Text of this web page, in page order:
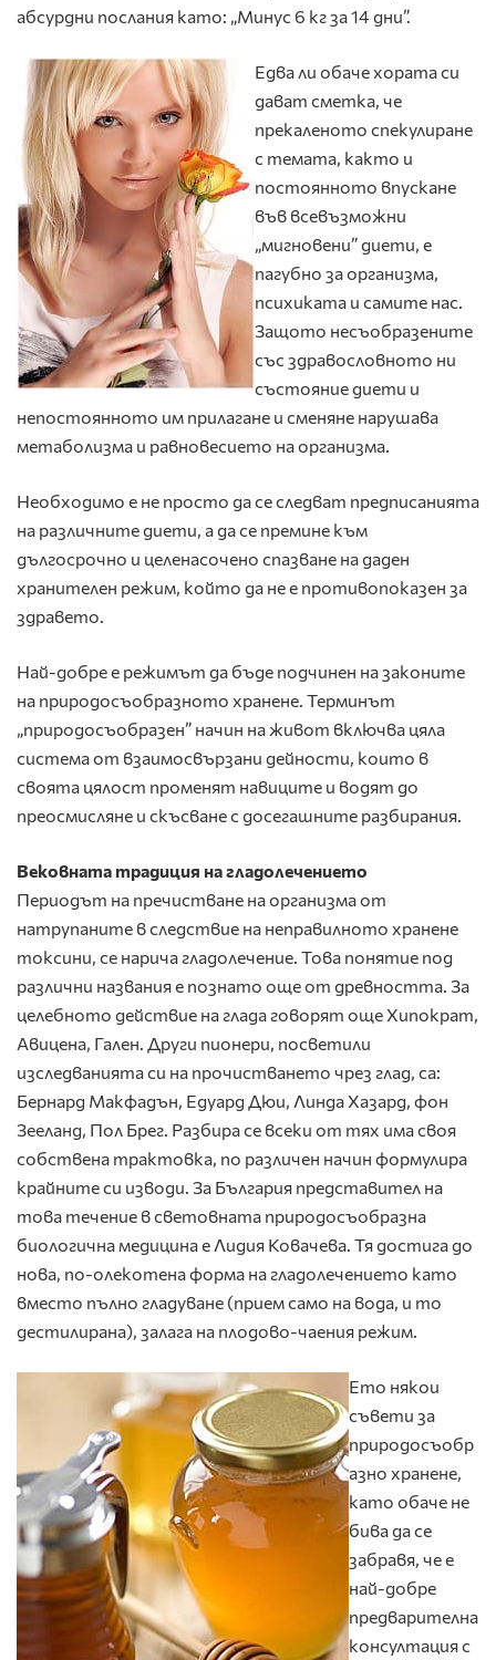
абсурдни послания като: „Минус 6 кг за 14 дни”.
Едва ли обаче хората си
дават сметка, че
прекаленото спекулиране
с темата, както и
постоянното впускане
във всевъзможни
„мигновени” диети, е
пагубно за организма,
психиката и самите нас.
Защото несъобразените
със здравословното ни
състояние диети и
непостоянното им прилагане и сменяне нарушава
метаболизма и равновесието на организма.
Необходимо е не просто да се следват предписанията
на различните диети, а да се премине към
дългосрочно и целенасочено спазване на даден
хранителен режим, който да не е противопоказен за
здравето.
Най-добре е режимът да бъде подчинен на законите
на природосъобразното хранене. Терминът
„природосъобразен” начин на живот включва цяла
система от взаимосвързани дейности, които в
своята цялост променят навиците и водят до
преосмисляне и скъсване с досегашните разбирания.
Вековната традиция на гладолечението
Периодът на пречистване на организма от
натрупаните в следствие на неправилното хранене
токсини, се нарича гладолечение. Това понятие под
различни названия е познато още от древността. За
целебното действие на глада говорят още Хипократ,
Авицена, Гален. Други пионери, посветили
изследванията си на прочистването чрез глад, са:
Бернард Макфадън, Едуард Дюи, Линда Хазард, фон
Зееланд, Пол Брег. Разбира се всеки от тях има своя
собствена трактовка, по различен начин формулира
крайните си изводи. За България представител на
това течение в световната природосъобразна
биологична медицина е Лидия Ковачева. Тя достига до
нова, по-олекотена форма на гладолечението като
вместо пълно гладуване (прием само на вода, и то
дестилирана), залага на плодово-чаения режим.
Ето някои
съвети за
природосъобр
азно хранене,
като обаче не
бива да се
забравя, че е
най-добре
предварителна
консултация с